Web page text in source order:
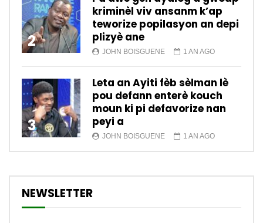
2
kriminèl viv ansanm k’ap
teworize popilasyon an depi
plizyè ane
JOHN BOISGUENE 1 AN AGO
3
Leta an Ayiti fèb sèlman lè
pou defann enterè kouch
moun ki pi defavorize nan
peyi a
JOHN BOISGUENE 1 AN AGO
NEWSLETTER